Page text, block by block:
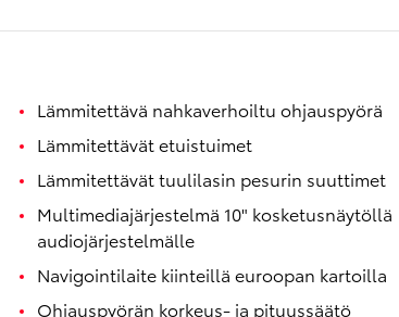
Lämmitettävä nahkaverhoiltu ohjauspyörä
Lämmitettävät etuistuimet
Lämmitettävät tuulilasin pesurin suuttimet
Multimediajärjestelmä 10" kosketusnäytöllä
audiojärjestelmälle
Navigointilaite kiinteillä euroopan kartoilla
Ohjauspyörän korkeus- ja pituussäätö